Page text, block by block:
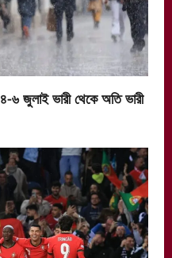
৪-৬ জুলাই ভারী থেকে অতি ভারী